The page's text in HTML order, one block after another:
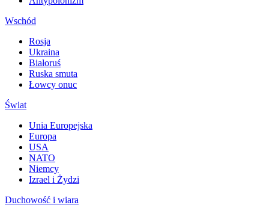
Wschód
Rosja
Ukraina
Białoruś
Ruska smuta
Łowcy onuc
Świat
Unia Europejska
Europa
USA
NATO
Niemcy
Izrael i Żydzi
Duchowość i wiara